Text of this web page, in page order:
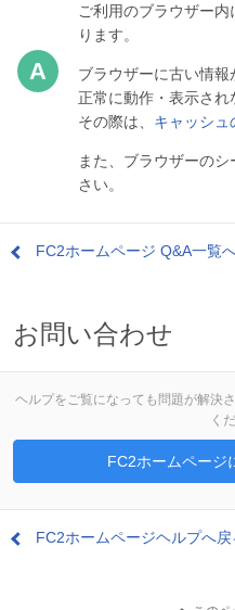
ご利用のブラウザー
ります。
ブラウザーに古い情報
正常に動作・表示され
その際は、 キャッシュ
また、ブラウザーの
さい。
FC2ホームページ Q&A一覧
お問い合わせ
ヘルプをご覧になっても問題が解決
く
FC2ホームページ
FC2ホームページヘルプへ戻